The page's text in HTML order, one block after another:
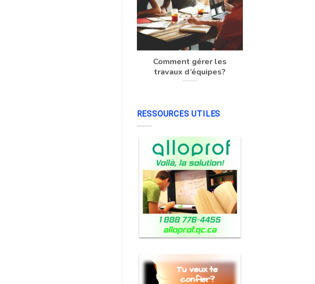
Comment gérer les
travaux d’équipes?
RESSOURCES UTILES